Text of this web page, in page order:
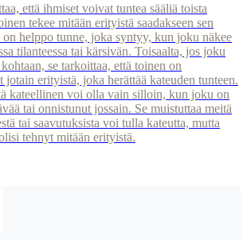
että ihmiset voivat tuntea sääliä toista
tekee mitään erityistä saadakseen sen
on helppo tunne, joka syntyy, kun joku näkee
tilanteessa tai kärsivän. Toisaalta, jos joku
se tarkoittaa, että toinen on
jotain erityistä, joka herättää kateuden tunteen.
kateellinen voi olla vain silloin, kun joku on
tai onnistunut jossain. Se muistuttaa meitä
tai saavutuksista voi tulla kateutta, mutta
tehnyt mitään erityistä.